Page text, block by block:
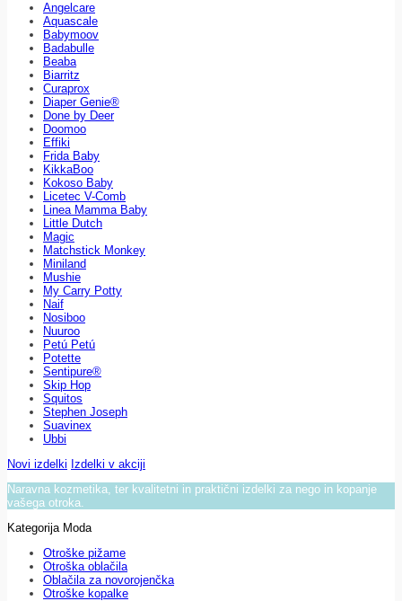
Angelcare
Aquascale
Babymoov
Badabulle
Beaba
Biarritz
Curaprox
Diaper Genie®
Done by Deer
Doomoo
Effiki
Frida Baby
KikkaBoo
Kokoso Baby
Licetec V-Comb
Linea Mamma Baby
Little Dutch
Magic
Matchstick Monkey
Miniland
Mushie
My Carry Potty
Naif
Nosiboo
Nuuroo
Petú Petú
Potette
Sentipure®
Skip Hop
Squitos
Stephen Joseph
Suavinex
Ubbi
Novi izdelki Izdelki v akciji
Naravna kozmetika, ter kvalitetni in praktični izdelki za nego in kopanje
vašega otroka.
Kategorija Moda
Otroške pižame
Otroška oblačila
Oblačila za novorojenčka
Otroške kopalke